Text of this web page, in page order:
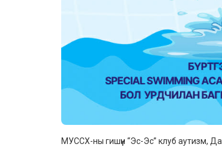
МУССХ-ны гишүүн “Эс-Эс” клуб аутизм,